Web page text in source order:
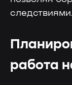
следствиями.
работа